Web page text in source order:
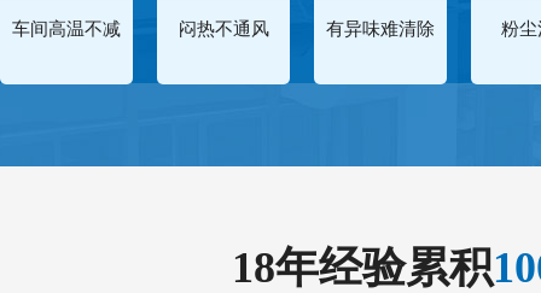
车间高温不减 闷热不通风 有异味难清除 粉尘
18年经验累积